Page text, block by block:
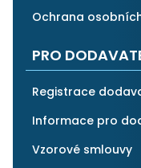
Ochrana
PRO
Registrace
Informace pro
Vzorové smlouvy